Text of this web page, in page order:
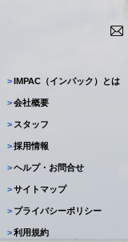
>IMPAC（インパック）とは
>会社概要
> スタッフ
>採用情報
>ヘルプ・お問合せ
>サイトマップ
> プライバシーポリシー
>利用規約